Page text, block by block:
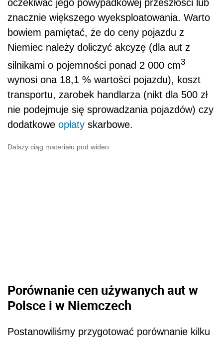
oczekiwać jego powypadkowej przeszłości lub
znacznie większego wyeksploatowania. Warto
bowiem pamiętać, że do ceny pojazdu z
Niemiec należy doliczyć akcyzę (dla aut z
silnikami o pojemności ponad 2 000 cm3
wynosi ona 18,1 % wartości pojazdu), koszt
transportu, zarobek handlarza (nikt dla 500 zł
nie podejmuje się sprowadzania pojazdów) czy
dodatkowe opłaty skarbowe.
Dalszy ciąg materiału pod wideo
Porównanie cen używanych aut w
Polsce i w Niemczech
Postanowiliśmy przygotować porównanie kilku